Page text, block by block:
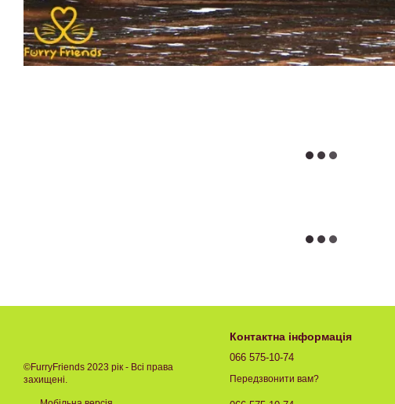
©FurryFriends 2023 рік - Всі права
захищені.
Контактна інформація
066 575-10-74
Передзвонити вам?